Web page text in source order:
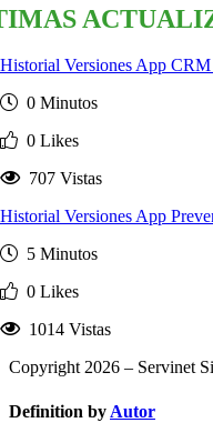
Historial Versiones App CRM
0 Minutos
0 Likes
707 Vistas
Historial Versiones App
5 Minutos
0 Likes
1014 Vistas
Copyright 2026 – Servinet
Definition by Autor